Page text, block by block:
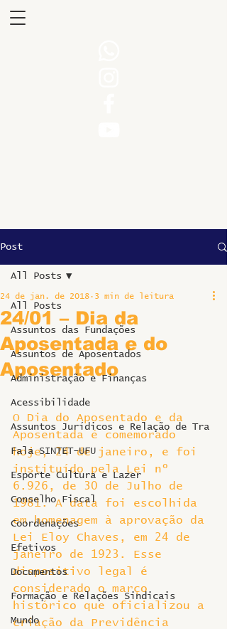
Post
All Posts
Assuntos das Fundações
Assuntos de Aposentados
Administração e Finanças
Acessibilidade
Assuntos Jurídicos e Relação de Tra
Fala SINTET-UFU
Esporte Cultura e Lazer
Conselho Fiscal
Coordenações
Efetivos
Documentos
Formação e Relações Sindicais
Mundo
All Posts
24/01 – Dia da
Aposentada e do
Aposentado
24 de jan. de 2018 3 min de leitura
O Dia do Aposentado e da
Aposentada é comemorado
hoje, 24 de janeiro, e foi
instituído pela Lei nº
6.926, de 30 de Julho de
1981. A data foi escolhida
em homenagem à aprovação da
Lei Eloy Chaves, em 24 de
janeiro de 1923. Esse
dispositivo legal é
considerado o março
histórico que oficializou a
criação da Previdência